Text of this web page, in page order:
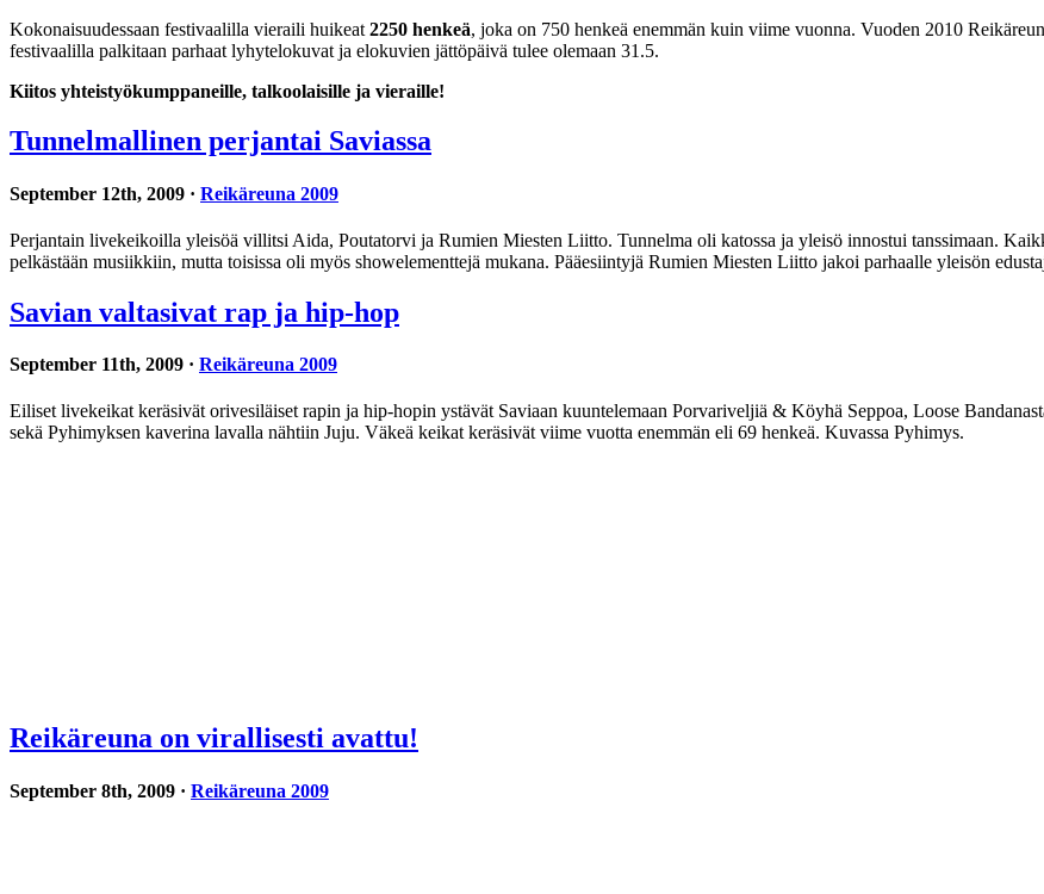
Kokonaisuudessaan festivaalilla vieraili huikeat 2250 henkeä, joka on 750 henkeä enemmän kuin viime vuonna. Vuoden 2010
festivaalilla palkitaan parhaat lyhytelokuvat ja elokuvien jättöpäivä tulee olemaan 31.5.
Kiitos yhteistyökumppaneille, talkoolaisille ja vieraille!
Tunnelmallinen perjantai Saviassa
September 12th, 2009 · Reikäreuna 2009
Perjantain livekeikoilla yleisöä villitsi Aida, Poutatorvi ja Rumien Miesten Liitto. Tunnelma oli katossa ja yleisö innostui tanssimaan.
pelkästään musiikkiin, mutta toisissa oli myös showelementtejä mukana. Pääesiintyjä Rumien Miesten Liitto jakoi parhaalle yleisön
Savian valtasivat rap ja hip-hop
September 11th, 2009 · Reikäreuna 2009
Eiliset livekeikat keräsivät orivesiläiset rapin ja hip-hopin ystävät Saviaan kuuntelemaan Porvariveljiä & Köyhä Seppoa, Loose
sekä Pyhimyksen kaverina lavalla nähtiin Juju. Väkeä keikat keräsivät viime vuotta enemmän eli 69 henkeä. Kuvassa Pyhimys.
Reikäreuna on virallisesti avattu!
September 8th, 2009 · Reikäreuna 2009